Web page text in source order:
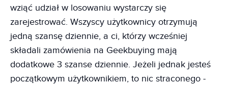
wziąć udział w losowaniu wystarczy się
zarejestrować. Wszyscy użytkownicy otrzymują
jedną szansę dziennie, a ci, którzy wcześniej
składali zamówienia na Geekbuying mają
dodatkowe 3 szanse dziennie. Jeżeli jednak jesteś
początkowym użytkownikiem, to nic straconego -